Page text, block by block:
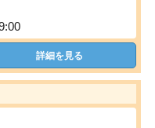
詳細を見る